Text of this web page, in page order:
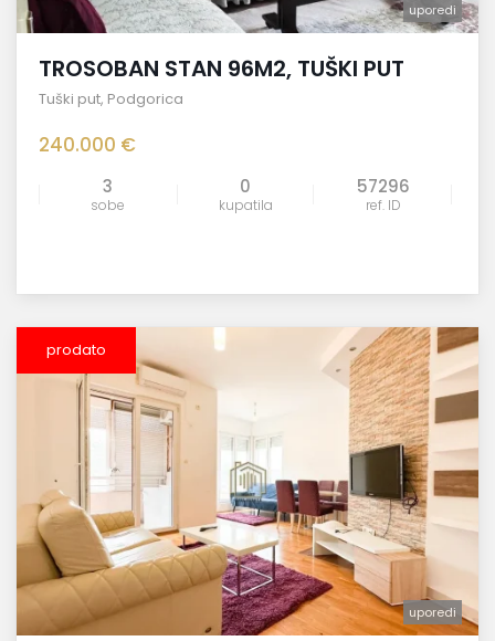
uporedi
TROSOBAN STAN 96M2, TUŠKI PUT
Tuški put, Podgorica
240.000 €
3
sobe
0
kupatila
57296
ref. ID
prodato
uporedi